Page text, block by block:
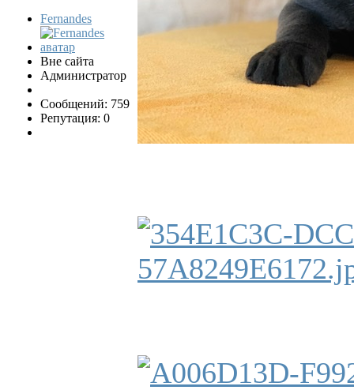
Fernandes
Вне сайта
Администратор
Сообщений: 759
Репутация: 0